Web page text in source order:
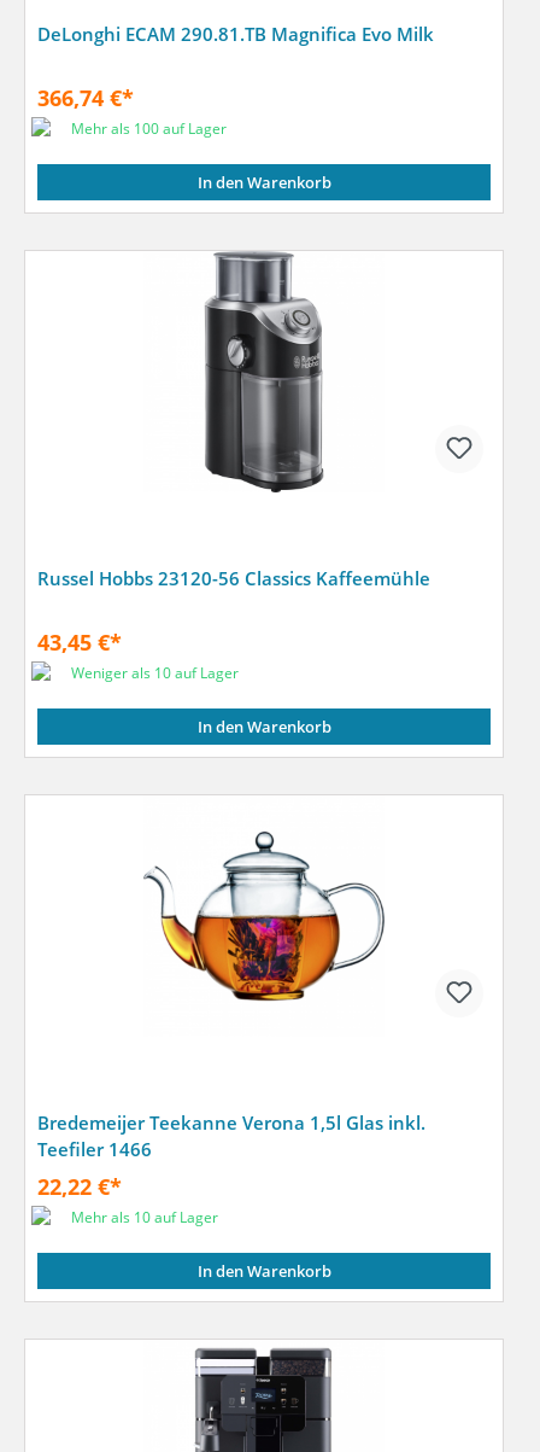
DeLonghi ECAM 290.81.TB Magnifica Evo Milk
366,74 €*
Mehr als 100 auf Lager
In den Warenkorb
Russel Hobbs 23120-56 Classics Kaffeemühle
43,45 €*
Weniger als 10 auf Lager
In den Warenkorb
Bredemeijer Teekanne Verona 1,5l Glas inkl.
Teefiler 1466
22,22 €*
Mehr als 10 auf Lager
In den Warenkorb